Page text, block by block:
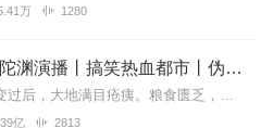
万 1280
第九特区丨头陀渊演播丨搞笑热血都市丨伪戒丨VIP免费多人有声剧
【内容简介】灾变过后，大地满目疮痍。粮食匮乏，资源紧俏，局势混乱……一位从待规划区杀出来的青年，背对着漫天黄沙，孤身来到九区谋生，却不曾想偶然结识三五好友，一念...
亿 2813